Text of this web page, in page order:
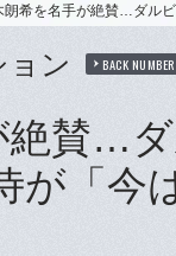
朗希を名手が絶賛…ダル
ョン BACK NUMBER
絶賛…
が「今